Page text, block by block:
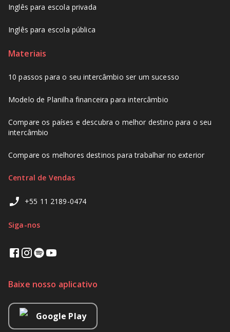
Inglês para escola privada
Inglês para escola pública
Materiais
10 passos para o seu intercâmbio ser um sucesso
Modelo de Planilha financeira para intercâmbio
Compare os países e descubra o melhor destino para o seu
intercâmbio
Compare os melhores destinos para trabalhar no exterior
Central de Vendas
+55 11 2189-0474
Siga-nos
Baixe nosso aplicativo
Google Play